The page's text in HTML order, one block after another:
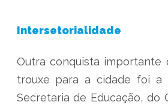
Intersetorialidade
Outra conquista importante
trouxe para a cidade foi a
Secretaria de Educação, do